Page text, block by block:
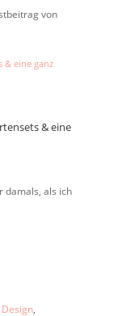
von
& eine
damals, als ich
,